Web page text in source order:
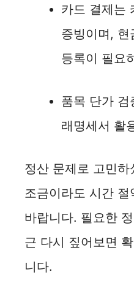
카드 결제는
증빙이며, 현
등록이 필요
품목 단가 검
래명세서 활
정산 문제로 고민
조금이라도 시간
바랍니다. 필요한
근 다시 짚어보면
니다.